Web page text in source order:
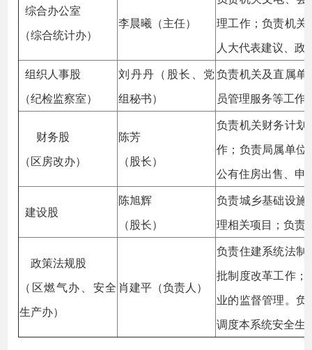
综合办公室
（综合统计办）
李晨曦（主任）
理工作；负责机关
人大代表建议、政
组织人事股
（纪检监察室）
刘丹丹（股长、党
组秘书）
负责机关及直属单
员管理服务等工作
财务股
（区房改办）
陈芳
（股长）
负责机关财务计划
作；负责局属单位
公有住房出售、申
建设股
陈旭辉
（股长）
负责城乡基础设施
理相关项目；负责
政策法规股
（区燃气办、安全
生产办）
肖建平（负责人）
负责住建系统法制
批制度改革工作；
业的监督管理。
调度本系统安全生